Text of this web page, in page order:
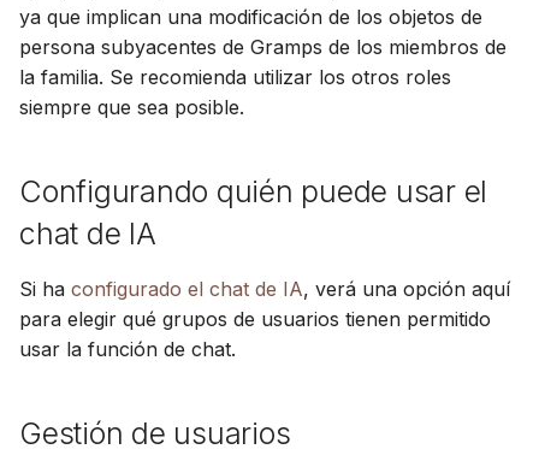
ya que implican una modificación de los objetos de
persona subyacentes de Gramps de los miembros de
la familia. Se recomienda utilizar los otros roles
siempre que sea posible.
Configurando quién puede usar el
chat de IA
Si ha configurado el chat de IA, verá una opción aquí
para elegir qué grupos de usuarios tienen permitido
usar la función de chat.
Gestión de usuarios